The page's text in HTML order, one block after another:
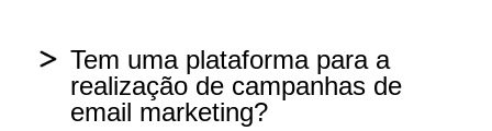
e está ativa
Temos uma plataforma de CRM
Tem uma plataforma para a
realização de campanhas de
email marketing?